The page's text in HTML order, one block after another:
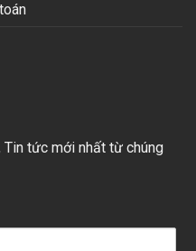
tức mới nhất từ chúng